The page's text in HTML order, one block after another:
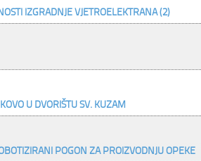
IZGRADNJE VJETROELEKTRANA (2)
U DVORIŠTU SV. KUZAM
POGON ZA PROIZVODNJU OPEKE